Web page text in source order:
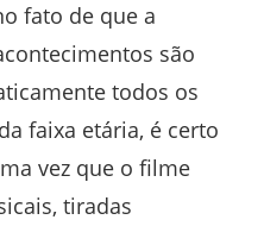
fato de que a
são
todos os
faixa etária, é certo
vez que o filme
tiradas